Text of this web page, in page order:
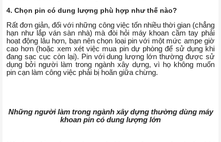
4. Chọn pin có dung lượng phù hợp như thế nào?
Rất đơn giản, đối với những công việc tốn nhiều thời gian (chẳng
hạn như lắp ván sàn nhà) mà đòi hỏi máy khoan cầm tay phải
hoạt động lâu hơn, bạn nên chọn loại pin với một mức ampe giờ
cao hơn (hoặc xem xét việc mua pin dự phòng để sử dụng khi
đang sạc cục còn lại). Pin với dung lượng lớn thường được sử
dụng bởi người làm trong ngành xây dựng, vì họ không muốn
pin cạn làm công việc phải bị hoãn giữa chừng.
Những người làm trong ngành xây dựng thường dùng máy
khoan pin có dung lượng lớn